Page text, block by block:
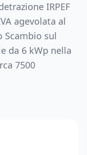
IRPEF
agevolata al
Scambio sul
da 6 kWp nella
7500